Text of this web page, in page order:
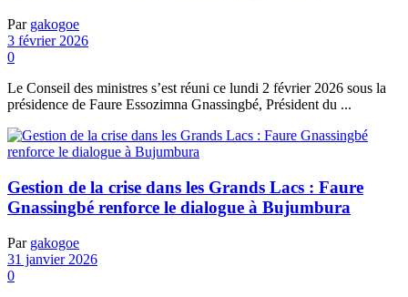
Par gakogoe
3 février 2026
0
Le Conseil des ministres s’est réuni ce lundi 2 février 2026 sous la
présidence de Faure Essozimna Gnassingbé, Président du ...
Gestion de la crise dans les Grands Lacs : Faure
Gnassingbé renforce le dialogue à Bujumbura
Par gakogoe
31 janvier 2026
0